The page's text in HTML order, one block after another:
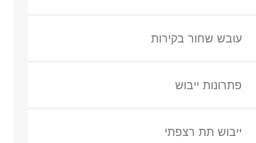
עובש שחור בקירות
פתרונות ייבוש
ייבוש תת רצפתי